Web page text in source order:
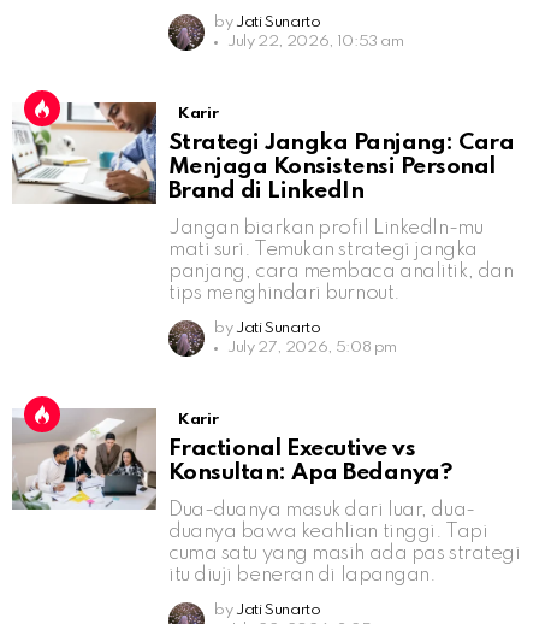
by Jati Sunarto
July 22, 2026, 10:53 am
Karir
Strategi Jangka Panjang: Cara
Menjaga Konsistensi Personal
Brand di LinkedIn
Jangan biarkan profil LinkedIn-mu
mati suri. Temukan strategi jangka
panjang, cara membaca analitik, dan
tips menghindari burnout.
by Jati Sunarto
July 27, 2026, 5:08 pm
Karir
Fractional Executive vs
Konsultan: Apa Bedanya?
Dua-duanya masuk dari luar, dua-
duanya bawa keahlian tinggi. Tapi
cuma satu yang masih ada pas strategi
itu diuji beneran di lapangan.
by Jati Sunarto